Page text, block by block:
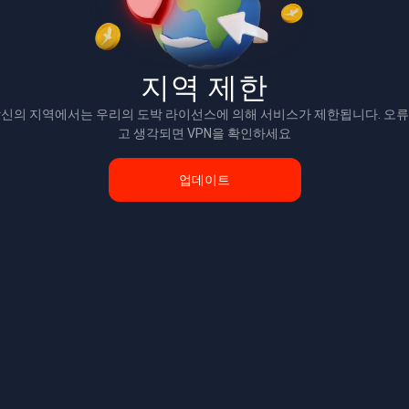
지역 제한
의 지역에서는 우리의 도박 라이선스에 의해 서비스가 제한됩니다. 오
고 생각되면 VPN을 확인하세요
업데이트